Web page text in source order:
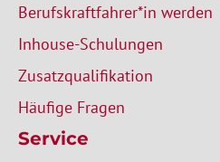
Berufskraftfahrer*in werden
Inhouse-Schulungen
Zusatzqualifikation
Häufige Fragen
Service